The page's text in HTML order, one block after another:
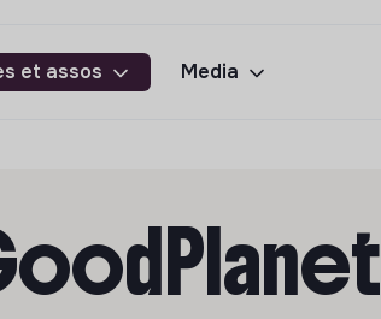
et assos Media